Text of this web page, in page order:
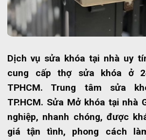
Dịch vụ sửa khóa tại nhà uy
cung cấp thợ sửa khóa ở
TPHCM. Trung tâm sửa
TP.HCM. Sửa Mở khóa tại nhà
nghiệp, nhanh chóng, được
giá tận tình, phong cách